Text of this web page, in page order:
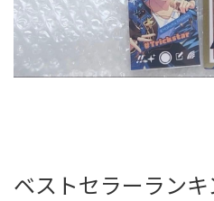
ベストセラーラン